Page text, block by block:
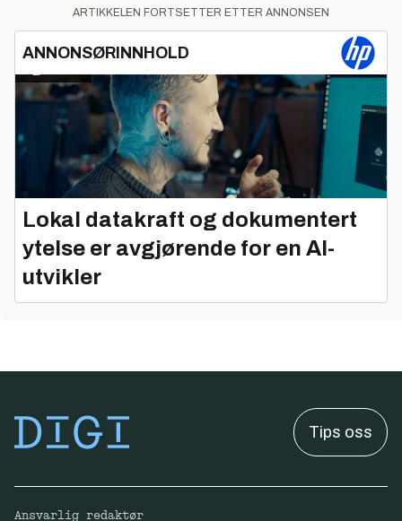
ARTIKKELEN FORTSETTER ETTER ANNONSEN
ANNONSØRINNHOLD
Lokal datakraft og dokumentert
ytelse er avgjørende for en AI-
utvikler
Tips oss
Ansvarlig redaktør